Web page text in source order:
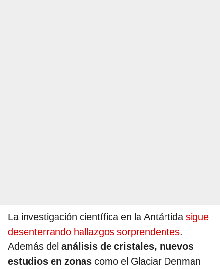
La investigación científica en la Antártida sigue
desenterrando hallazgos sorprendentes.
Además del análisis de cristales, nuevos
estudios en zonas como el Glaciar Denman